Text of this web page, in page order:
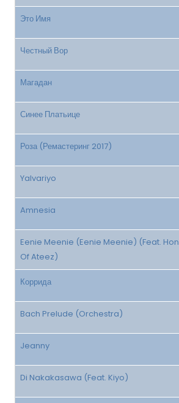
Это Имя
Честный Вор
Магадан
Синее Платьице
Роза (Ремастеринг 2017)
Yalvariyo
Amnesia
Eenie Meenie (Eenie Meenie) (Feat.
Of Ateez)
Коррида
Bach Prelude (Orchestra)
Jeanny
Di Nakakasawa (Feat. Kiyo)